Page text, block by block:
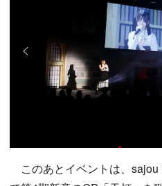
このあとイベントは、sajou